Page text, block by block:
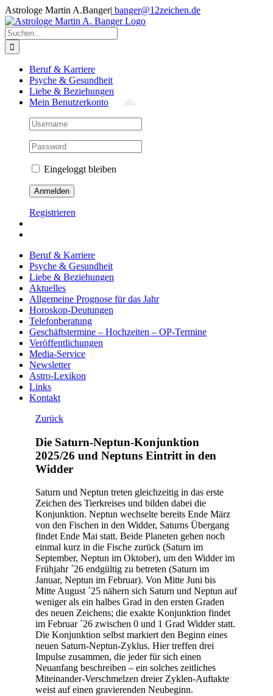
Zum
Inhalt
springen
Astrologe Martin A.Banger| banger@12zeichen.de
Facebook
Suche
nach:
Beruf & Karriere
Psyche & Gesundheit
Liebe & Beziehungen
Mein Benutzerkonto
Eingeloggt bleiben
Registrieren
Beruf & Karriere
Psyche & Gesundheit
Liebe & Beziehungen
Aktuelles
Allgemeine Prognose für das Jahr
Horoskop-Deutungen
Telefonberatung
Geschäftstermine – Hochzeiten – OP-Termine
Veröffentlichungen
Media-Service
Newsletter
Astro-Lexikon
Links
Kontakt
Zurück
Die Saturn-Neptun-Konjunktion
2025/26 und Neptuns Eintritt in den
Widder
Saturn und Neptun treten gleichzeitig in das erste
Zeichen des Tierkreises und bilden dabei die
Konjunktion. Neptun wechselte bereits Ende März
von den Fischen in den Widder, Saturns Übergang
findet Ende Mai statt. Beide Planeten gehen noch
einmal kurz in die Fische zurück (Saturn im
September, Neptun im Oktober), um den Widder im
Frühjahr ´26 endgültig zu betreten (Saturn im
Januar, Neptun im Februar). Von Mitte Juni bis
Mitte August ´25 nähern sich Saturn und Neptun auf
weniger als ein halbes Grad in den ersten Graden
des neuen Zeichens; die exakte Konjunktion findet
im Februar ´26 zwischen 0 und 1 Grad Widder statt.
Die Konjunktion selbst markiert den Beginn eines
neuen Saturn-Neptun-Zyklus. Hier treffen drei
Impulse zusammen, die jeder für sich einen
Neuanfang beschreiben – ein solches zeitliches
Miteinander-Verschmelzen dreier Zyklen-Auftakte
weist auf einen gravierenden Neubeginn.